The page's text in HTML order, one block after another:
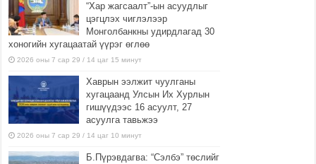
“Хар жагсаалт”-ын асуудлыг
цэгцлэх чиглэлээр
Монголбанкны удирдлагад 30
хоногийн хугацаатай үүрэг өглөө
2026 оны 7 сар 29 / 14 цаг 15 минут
Хаврын ээлжит чуулганы
хугацаанд Улсын Их Хурлын
гишүүдээс 16 асуулт, 27
асуулга тавьжээ
2026 оны 7 сар 29 / 14 цаг 10 минут
Б.Пүрэвдагва: “Сэлбэ” төслийг